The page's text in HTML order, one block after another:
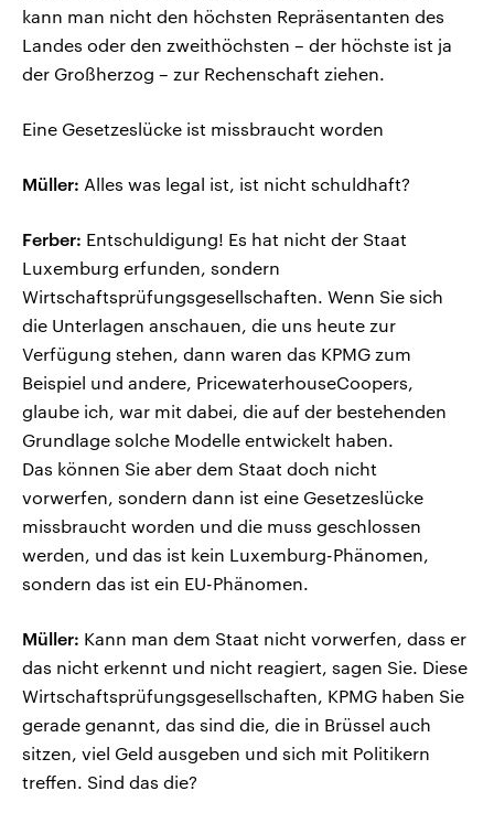
kann man nicht den höchsten Repräsentanten des
Landes oder den zweithöchsten – der höchste ist ja
der Großherzog – zur Rechenschaft ziehen.
Eine Gesetzeslücke ist missbraucht worden
Müller: Alles was legal ist, ist nicht schuldhaft?
Ferber: Entschuldigung! Es hat nicht der Staat
Luxemburg erfunden, sondern
Wirtschaftsprüfungsgesellschaften. Wenn Sie sich
die Unterlagen anschauen, die uns heute zur
Verfügung stehen, dann waren das KPMG zum
Beispiel und andere, PricewaterhouseCoopers,
glaube ich, war mit dabei, die auf der bestehenden
Grundlage solche Modelle entwickelt haben.
Das können Sie aber dem Staat doch nicht
vorwerfen, sondern dann ist eine Gesetzeslücke
missbraucht worden und die muss geschlossen
werden, und das ist kein Luxemburg-Phänomen,
sondern das ist ein EU-Phänomen.
Müller: Kann man dem Staat nicht vorwerfen, dass er
das nicht erkennt und nicht reagiert, sagen Sie. Diese
Wirtschaftsprüfungsgesellschaften, KPMG haben Sie
gerade genannt, das sind die, die in Brüssel auch
sitzen, viel Geld ausgeben und sich mit Politikern
treffen. Sind das die?